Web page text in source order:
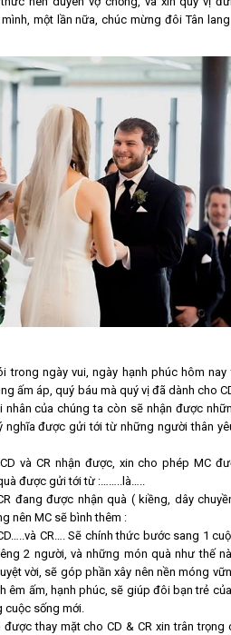
một lần nữa, chúc mừng đôi Tân lang
trong ngày vui, ngày hạnh phúc hôm nay
ấm áp, quý báu mà quý vị đã dành cho
nhân của chúng ta còn sẽ nhận được
nghĩa được gửi tới từ những người thân
và CR nhận được, xin cho phép MC
được gửi tới từ :……..là…..
đang được nhận quà ( kiềng, dây
nên MC sẽ bình thêm :
CR…. Sẽ chính thức bước sang 1
2 người, và những món quà như thế
vời, sẽ góp phần xây nên nền móng
êm ấm, hạnh phúc, sẽ giúp đôi bạn trẻ
cuộc sống mới.
thay mặt cho CD & CR xin trân trọng